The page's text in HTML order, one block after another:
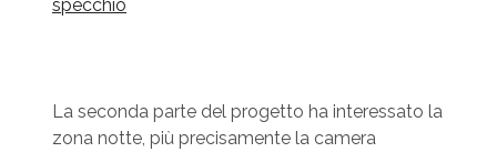
La seconda parte del progetto ha interessato la
zona notte, più precisamente la camera